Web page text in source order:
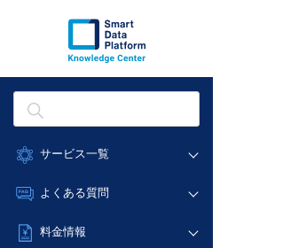
サービス一覧
データ利活用
ネットワーク
よくある質問
データ利活用
料金情報